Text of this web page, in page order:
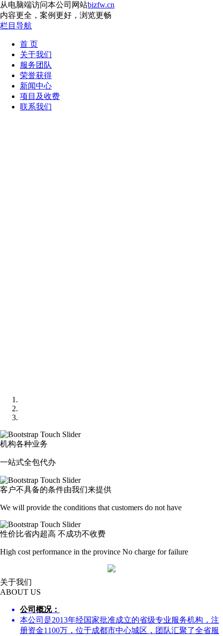
从电脑端访问本公司网站bizfw.cn
内容更全，案例更好，浏览更畅
栏目导航
首 页
关于我们
服务团队
荣誉获得
新闻中心
项目及收费
联系我们
机构各种业务
一站式全包代办
客户不具备的条件由我们来提供
We will provide the conditions that customers do not have
性价比省内超高 不成功不收费
High cost performance in the province No charge for failure
关于我们
ABOUT US
公司概况：
本公司是2013年经国家批准成立的省级专业服务机构，注
册资金1100万，位于成都市中心城区，团队汇聚了全省服